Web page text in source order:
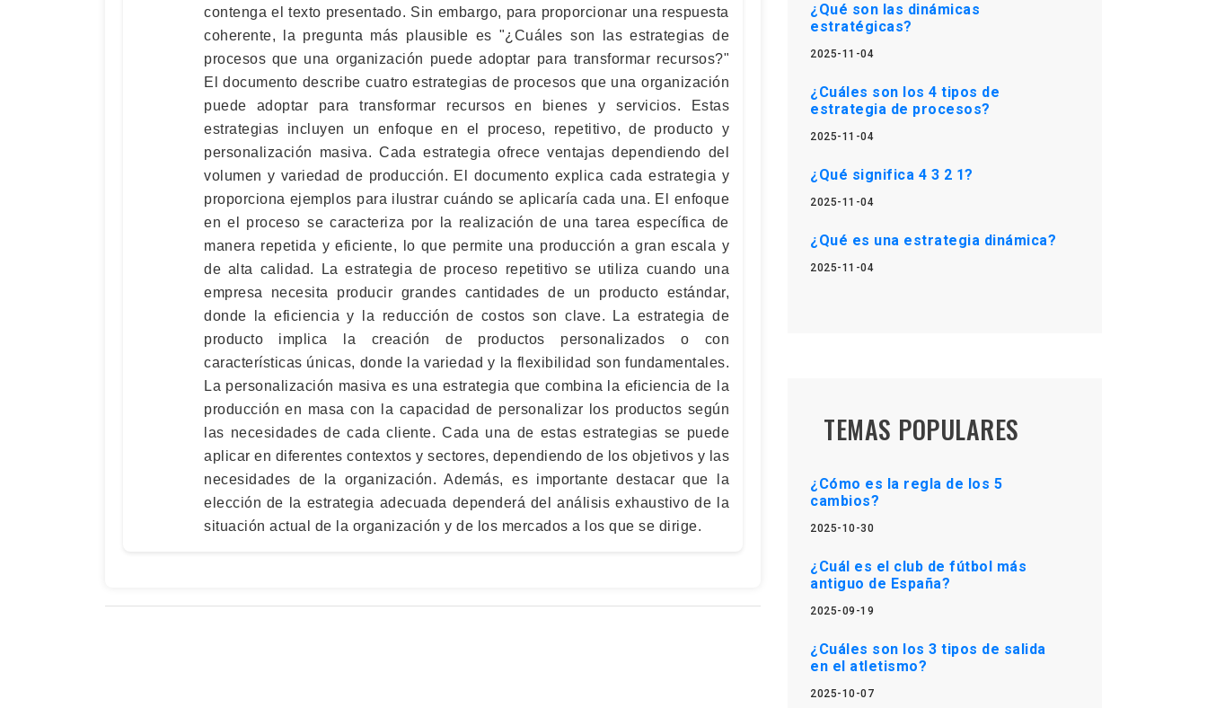
contenga el texto presentado. Sin embargo, para proporcionar una respuesta
coherente, la pregunta más plausible es "¿Cuáles son las estrategias de
procesos que una organización puede adoptar para transformar recursos?"
El documento describe cuatro estrategias de procesos que una organización
puede adoptar para transformar recursos en bienes y servicios. Estas
estrategias incluyen un enfoque en el proceso, repetitivo, de producto y
personalización masiva. Cada estrategia ofrece ventajas dependiendo del
volumen y variedad de producción. El documento explica cada estrategia y
proporciona ejemplos para ilustrar cuándo se aplicaría cada una. El enfoque
en el proceso se caracteriza por la realización de una tarea específica de
manera repetida y eficiente, lo que permite una producción a gran escala y
de alta calidad. La estrategia de proceso repetitivo se utiliza cuando una
empresa necesita producir grandes cantidades de un producto estándar,
donde la eficiencia y la reducción de costos son clave. La estrategia de
producto implica la creación de productos personalizados o con
características únicas, donde la variedad y la flexibilidad son fundamentales.
La personalización masiva es una estrategia que combina la eficiencia de la
producción en masa con la capacidad de personalizar los productos según
las necesidades de cada cliente. Cada una de estas estrategias se puede
aplicar en diferentes contextos y sectores, dependiendo de los objetivos y las
necesidades de la organización. Además, es importante destacar que la
elección de la estrategia adecuada dependerá del análisis exhaustivo de la
situación actual de la organización y de los mercados a los que se dirige.
¿Qué son las dinámicas
estratégicas?
2025-11-04
¿Cuáles son los 4 tipos de
estrategia de procesos?
2025-11-04
¿Qué significa 4 3 2 1?
2025-11-04
¿Qué es una estrategia dinámica?
2025-11-04
TEMAS POPULARES
¿Cómo es la regla de los 5
cambios?
2025-10-30
¿Cuál es el club de fútbol más
antiguo de España?
2025-09-19
¿Cuáles son los 3 tipos de salida
en el atletismo?
2025-10-07